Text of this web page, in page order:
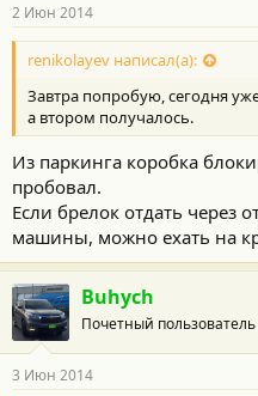
2 Июн 2014
renikolayev написал(а):
Завтра попробую, сегодня
а втором получалось.
Из паркинга коробка
пробовал.
Если брелок отдать через
машины, можно ехать на
Buhych
Почетный
3 Июн 2014